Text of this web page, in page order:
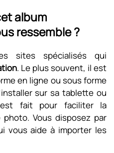
album
ressemble ?
sites spécialisés qui
. Le plus souvent, il est
en ligne ou sous forme
sur sa tablette ou
fait pour faciliter la
Vous disposez par
vous aide à importer les